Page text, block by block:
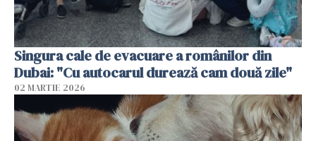
Singura cale de evacuare a românilor din
Dubai: "Cu autocarul durează cam două zile"
02 MARTIE 2026